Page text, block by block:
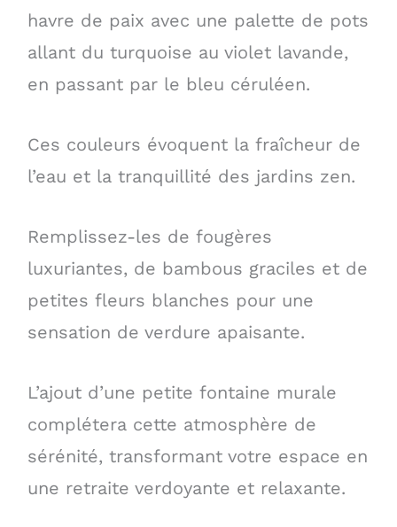
havre de paix avec une palette de pots
allant du turquoise au violet lavande,
en passant par le bleu céruléen.
Ces couleurs évoquent la fraîcheur de
l’eau et la tranquillité des jardins zen.
Remplissez-les de fougères
luxuriantes, de bambous graciles et de
petites fleurs blanches pour une
sensation de verdure apaisante.
L’ajout d’une petite fontaine murale
complétera cette atmosphère de
sérénité, transformant votre espace en
une retraite verdoyante et relaxante.